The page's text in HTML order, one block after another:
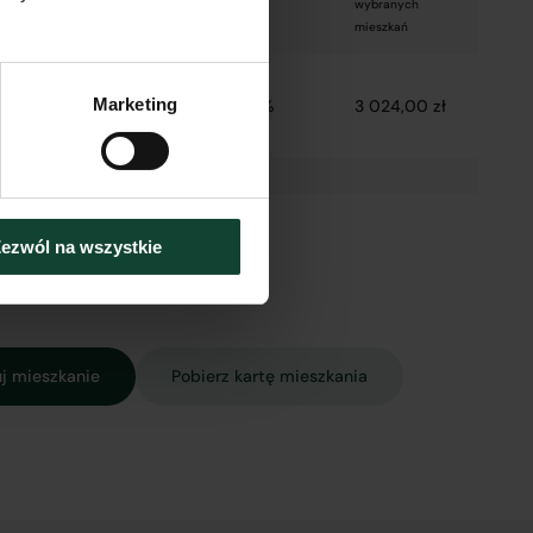
Marketing
na wszystkie
wybranych
mieszkań
2 800,00 zł 8% 3 024,00 zł
mieszkanie Pobierz kartę mieszkania